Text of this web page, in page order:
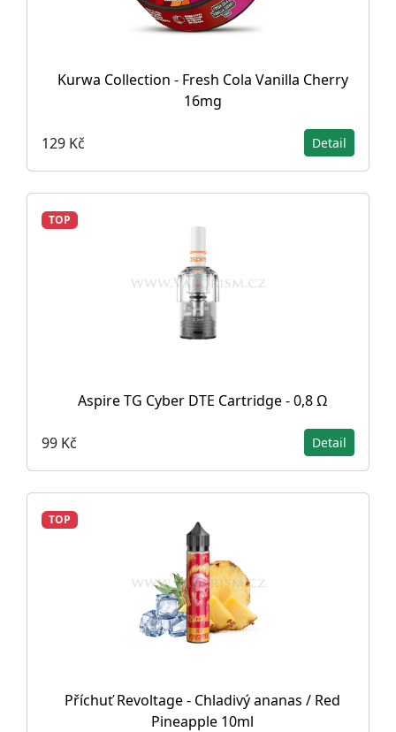
Kurwa Collection - Fresh Cola Vanilla Cherry
16mg
129 Kč Detail
TOP
Aspire TG Cyber DTE Cartridge - 0,8 Ω
99 Kč Detail
TOP
Příchuť Revoltage - Chladivý ananas / Red
Pineapple 10ml